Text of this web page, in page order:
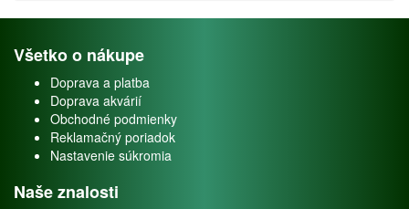
Všetko o nákupe
Doprava a platba
Doprava akvárií
Obchodné podmienky
Reklamačný poriadok
Nastavenie súkromia
Naše znalosti